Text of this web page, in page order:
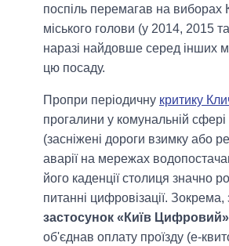
поспіль перемагав на виборах
міського голови (у 2014, 2015
наразі найдовше серед інших
цю посаду.
Пропри періодичну критику
прогалини у комунальній
(засніжені дороги взимку або
аварії на мережах
його каденції столиця значно
питанні цифровізації.
застосунок «Київ
об'єднав оплату проїзду (е-